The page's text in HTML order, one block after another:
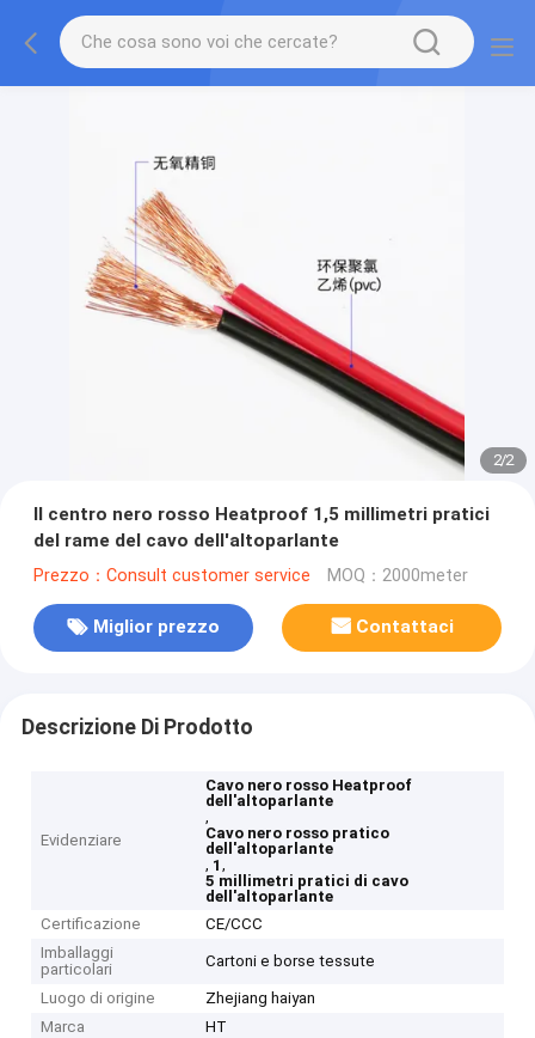
2/2
Il centro nero rosso Heatproof 1,5 millimetri pratici
del rame del cavo dell'altoparlante
Prezzo：Consult customer service MOQ：2000meter
Miglior prezzo Contattaci
Descrizione Di Prodotto
Evidenziare
Cavo nero rosso Heatproof
dell'altoparlante
,
Cavo nero rosso pratico
dell'altoparlante
, 1,
5 millimetri pratici di cavo
dell'altoparlante
Certificazione
CE/CCC
Imballaggi
particolari
Cartoni e borse tessute
Luogo di origine
Zhejiang haiyan
Marca
HT